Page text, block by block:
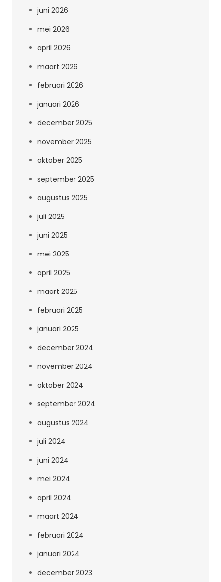
juni 2026
mei 2026
april 2026
maart 2026
februari 2026
januari 2026
december 2025
november 2025
oktober 2025
september 2025
augustus 2025
juli 2025
juni 2025
mei 2025
april 2025
maart 2025
februari 2025
januari 2025
december 2024
november 2024
oktober 2024
september 2024
augustus 2024
juli 2024
juni 2024
mei 2024
april 2024
maart 2024
februari 2024
januari 2024
december 2023